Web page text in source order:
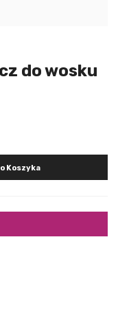
do wosku
Koszyka